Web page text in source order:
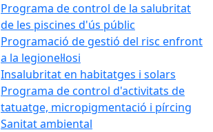
Programa de control de la salubritat
de les piscines d'ús públic
Programació de gestió del risc enfront
a la legionel·losi
Insalubritat en habitatges i solars
Programa de control d'activitats de
tatuatge, micropigmentació i pírcing
Sanitat ambiental